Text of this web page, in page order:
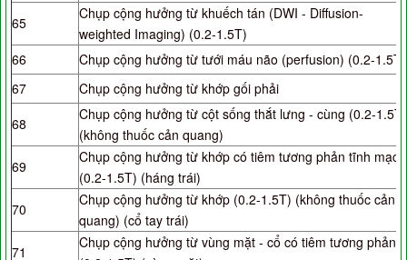
65
Chụp cộng hưởng từ khuếch tán (DWI - Diffusion-
weighted Imaging) (0.2-1.5T)
66
Chụp cộng hưởng từ tưới máu não (perfusion) (0.2-1.5T)
67
Chụp cộng hưởng từ khớp gối phải
68
Chụp cộng hưởng từ cột sống thắt lưng - cùng (0.2-1.5T)
(không thuốc cản quang)
69
Chụp cộng hưởng từ khớp có tiêm tương phản tĩnh mạch
(0.2-1.5T) (háng trái)
70
Chụp cộng hưởng từ khớp (0.2-1.5T) (không thuốc cản
quang) (cổ tay trái)
71
Chụp cộng hưởng từ vùng mặt - cổ có tiêm tương phản